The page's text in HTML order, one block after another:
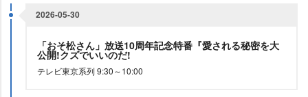
2026-05-30
「おそ松さん」放送10周年記念特番『愛される秘密を大
公開!クズでいいのだ!
テレビ東京系列 9:30～10:00